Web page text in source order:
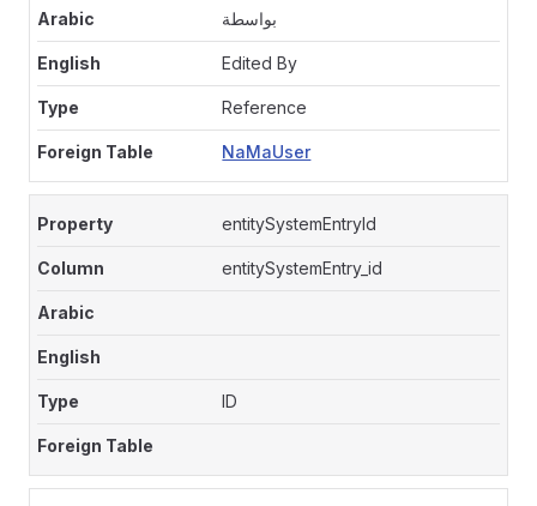
بواسطة
Edited By
Reference
NaMaUser
entitySystemEntryId
entitySystemEntry_id
ID